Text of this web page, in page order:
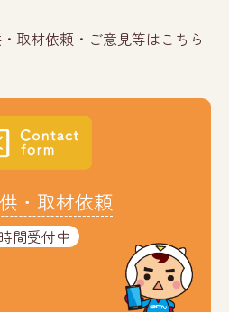
取材依頼・ご意見等はこちら
・取材依頼
間受付中